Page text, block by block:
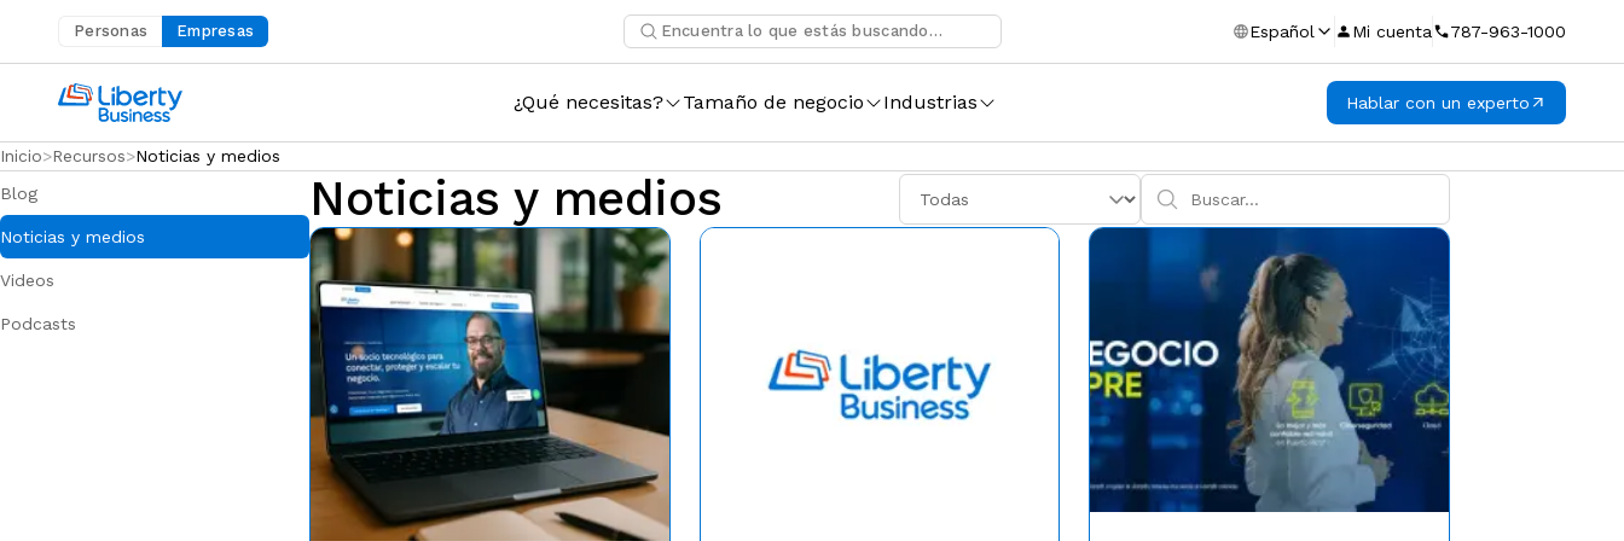
PersonasAbre en una nueva pestaña
Empresas Español Mi cuenta 787-963-1000
¿Qué necesitas? Tamaño de negocio Industrias Hablar con un experto
Inicio Recursos
Noticias y medios
Blog
Noticias y medios
Videos
Podcasts
Noticias y medios